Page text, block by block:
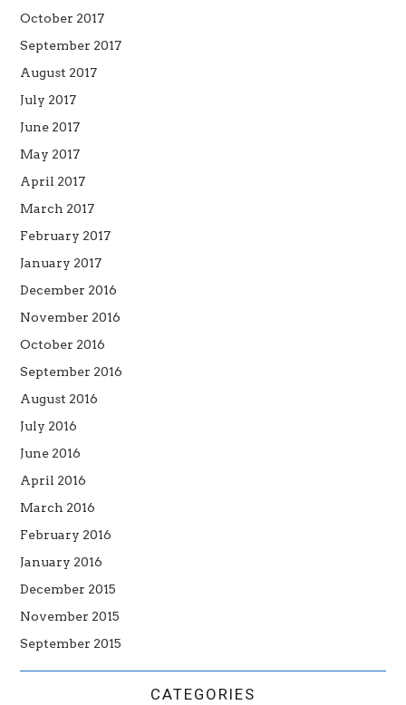
October 2017
September 2017
August 2017
July 2017
June 2017
May 2017
April 2017
March 2017
February 2017
January 2017
December 2016
November 2016
October 2016
September 2016
August 2016
July 2016
June 2016
April 2016
March 2016
February 2016
January 2016
December 2015
November 2015
September 2015
CATEGORIES